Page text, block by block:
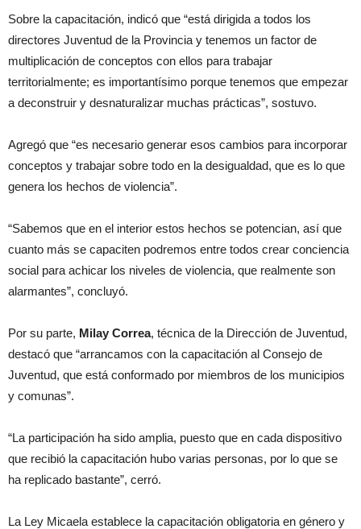
Sobre la capacitación, indicó que “está dirigida a todos los
directores Juventud de la Provincia y tenemos un factor de
multiplicación de conceptos con ellos para trabajar
territorialmente; es importantísimo porque tenemos que empezar
a deconstruir y desnaturalizar muchas prácticas”, sostuvo.
Agregó que “es necesario generar esos cambios para incorporar
conceptos y trabajar sobre todo en la desigualdad, que es lo que
genera los hechos de violencia”.
“Sabemos que en el interior estos hechos se potencian, así que
cuanto más se capaciten podremos entre todos crear conciencia
social para achicar los niveles de violencia, que realmente son
alarmantes”, concluyó.
Por su parte, Milay Correa, técnica de la Dirección de Juventud,
destacó que “arrancamos con la capacitación al Consejo de
Juventud, que está conformado por miembros de los municipios
y comunas”.
“La participación ha sido amplia, puesto que en cada dispositivo
que recibió la capacitación hubo varias personas, por lo que se
ha replicado bastante”, cerró.
La Ley Micaela establece la capacitación obligatoria en género y